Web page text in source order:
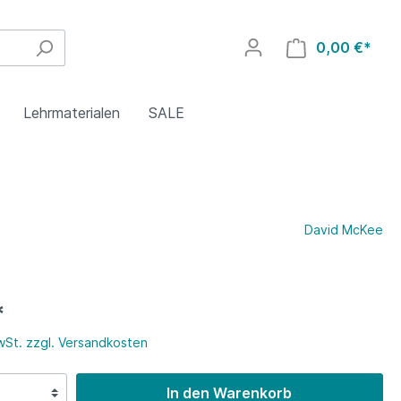
0,00 €*
Lehrmaterialen SALE
Islamischer Religionsunterricht
Türkisch
David McKee
zzgl. Versandkosten
In den Warenkorb